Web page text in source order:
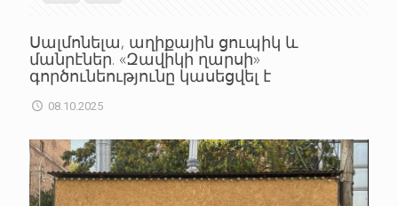
Սալմոնելա, աղիքային ցուպիկ և
մանրէներ. «Զավիկի ղարսի»
գործունեությունը կասեցվել է
08.10.2025